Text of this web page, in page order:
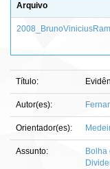
Arquivo
Título:
Autor(es):
Orientador(es):
Assunto:
Bolha